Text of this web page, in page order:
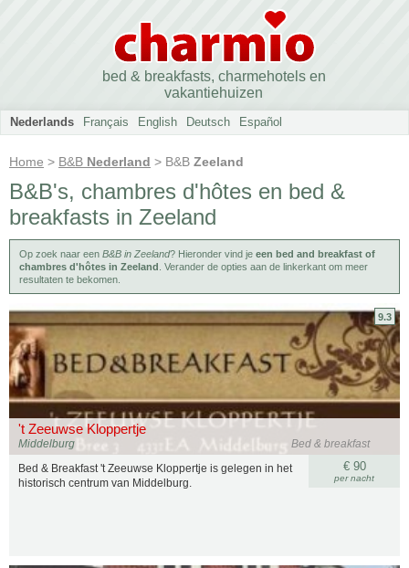
bed & breakfasts, charmehotels en
vakantiehuizen
Nederlands Français English Deutsch Español
Home > B&B Nederland > B&B Zeeland
B&B's, chambres d'hôtes en bed &
breakfasts in Zeeland
Op zoek naar een B&B in Zeeland? Hieronder vind je een bed and breakfast of
chambres d'hôtes in Zeeland . Verander de opties aan de linkerkant om meer
resultaten te bekomen.
't Zeeuwse Kloppertje
Bed & breakfast
Middelburg
9.3
€ 90
per nacht
Bed & Breakfast 't Zeeuwse Kloppertje is gelegen in het
historisch centrum van Middelburg.